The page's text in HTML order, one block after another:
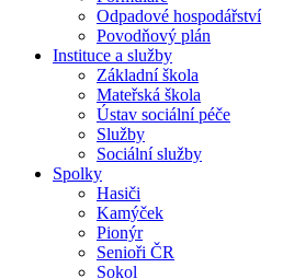
Odpadové hospodářství
Povodňový plán
Instituce a služby
Základní škola
Mateřská škola
Ústav sociální péče
Služby
Sociální služby
Spolky
Hasiči
Kamýček
Pionýr
Senioři ČR
Sokol